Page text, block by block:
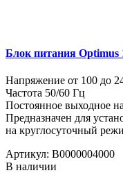
Блок питания Optimus
Напряжение от 100 до
Частота 50/60 Гц
Постоянное выходное
Предназначен для
на круглосуточный
Артикул: В0000004000
В наличии